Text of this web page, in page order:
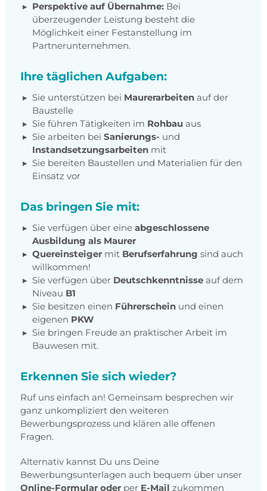
Perspektive auf Übernahme: Bei
überzeugender Leistung besteht die
Möglichkeit einer Festanstellung im
Partnerunternehmen.
Ihre täglichen Aufgaben:
Sie unterstützen bei Maurerarbeiten auf der
Baustelle
Sie führen Tätigkeiten im Rohbau aus
Sie arbeiten bei Sanierungs- und
Instandsetzungsarbeiten mit
Sie bereiten Baustellen und Materialien für den
Einsatz vor
Das bringen Sie mit:
Sie verfügen über eine abgeschlossene
Ausbildung als Maurer
Quereinsteiger mit Berufserfahrung sind auch
willkommen!
Sie verfügen über Deutschkenntnisse auf dem
Niveau B1
Sie besitzen einen Führerschein und einen
eigenen PKW
Sie bringen Freude an praktischer Arbeit im
Bauwesen mit.
Erkennen Sie sich wieder?
Ruf uns einfach an! Gemeinsam besprechen wir
ganz unkompliziert den weiteren
Bewerbungsprozess und klären alle offenen
Fragen.
Alternativ kannst Du uns Deine
Bewerbungsunterlagen auch bequem über unser
Online-Formular oder per E-Mail zukommen